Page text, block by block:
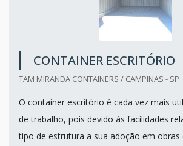
CONTAINER ESCRITÓRIO
TAM MIRANDA CONTAINERS / CAMPINAS - SP
O container escritório é cada vez mais
de trabalho, pois devido às facilidades
tipo de estrutura a sua adoção em